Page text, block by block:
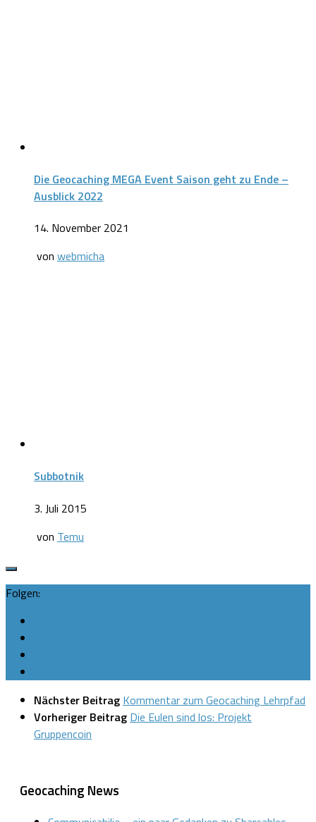
Die Geocaching MEGA Event Saison geht zu Ende –
Ausblick 2022
14. November 2021
von webmicha
Subbotnik
3. Juli 2015
von Temu
Folgen:
Nächster Beitrag Kommentar zum Geocaching Lehrpfad
Vorheriger Beitrag Die Eulen sind los: Projekt
Gruppencoin
Geocaching News